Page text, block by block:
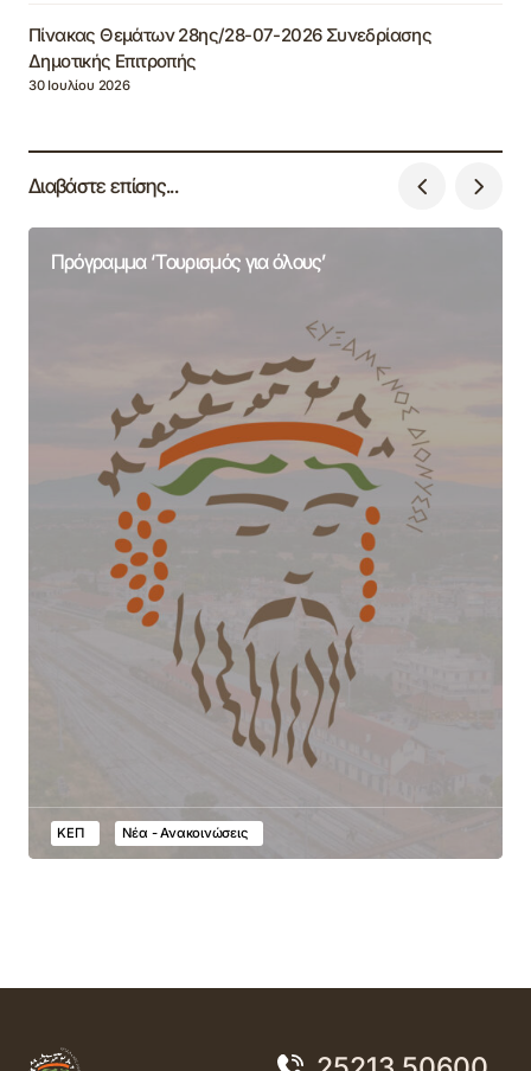
Πίνακας Θεμάτων 28ης/28-07-2026 Συνεδρίασης
Δημοτικής Επιτροπής
30 Ιουλίου 2026
Διαβάστε επίσης...
Πρόγραμμα ‘Τουρισμός για όλους’
ΚΕΠ Νέα - Ανακοινώσεις